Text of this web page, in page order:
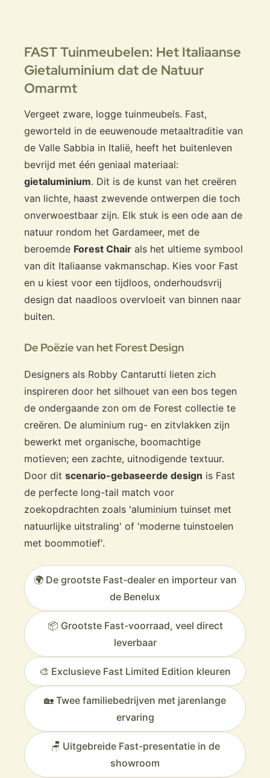
FAST Tuinmeubelen: Het Italiaanse
Gietaluminium dat de Natuur
Omarmt
Vergeet zware, logge tuinmeubels. Fast,
geworteld in de eeuwenoude metaaltraditie van
de Valle Sabbia in Italië, heeft het buitenleven
bevrijd met één geniaal materiaal:
gietaluminium. Dit is de kunst van het creëren
van lichte, haast zwevende ontwerpen die toch
onverwoestbaar zijn. Elk stuk is een ode aan de
natuur rondom het Gardameer, met de
beroemde Forest Chair als het ultieme symbool
van dit Italiaanse vakmanschap. Kies voor Fast
en u kiest voor een tijdloos, onderhoudsvrij
design dat naadloos overvloeit van binnen naar
buiten.
De Poëzie van het Forest Design
Designers als Robby Cantarutti lieten zich
inspireren door het silhouet van een bos tegen
de ondergaande zon om de Forest collectie te
creëren. De aluminium rug- en zitvlakken zijn
bewerkt met organische, boomachtige
motieven; een zachte, uitnodigende textuur.
Door dit scenario-gebaseerde design is Fast
de perfecte long-tail match voor
zoekopdrachten zoals 'aluminium tuinset met
natuurlijke uitstraling' of 'moderne tuinstoelen
met boommotief'.
🌍 De grootste Fast-dealer en importeur van
de Benelux
📦 Grootste Fast-voorraad, veel direct
leverbaar
🎨 Exclusieve Fast Limited Edition kleuren
🏡 Twee familiebedrijven met jarenlange
ervaring
🪑 Uitgebreide Fast-presentatie in de
showroom